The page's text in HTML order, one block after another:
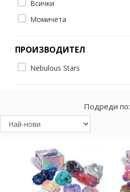
Всички
Момичета
ПРОИЗВОДИТЕЛ
Nebulous Stars
Подреди по: